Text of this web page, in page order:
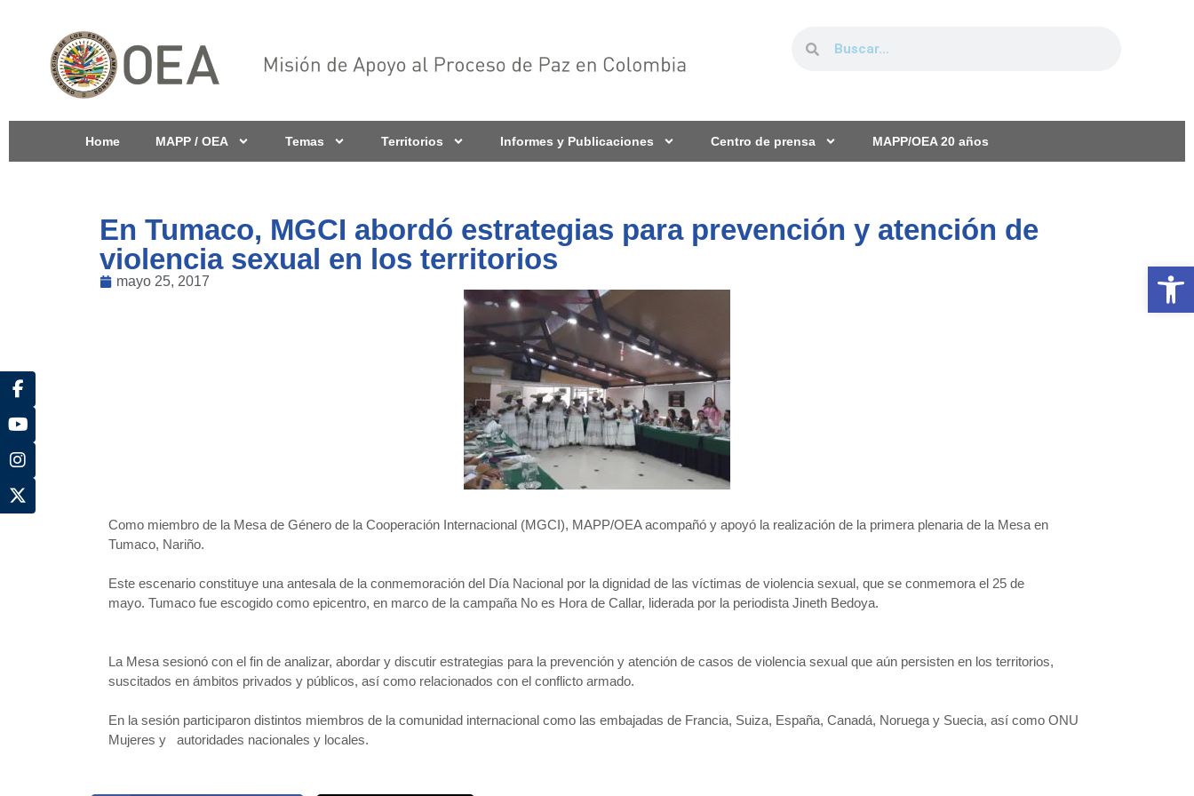
Home MAPP / OEA Temas Territorios Informes y Publicaciones Centro de prensa MAPP/OEA 20 años
En Tumaco, MGCI abordó estrategias para prevención y atención de
violencia sexual en los territorios
mayo 25, 2017
Como miembro de la Mesa de Género de la Cooperación Internacional (MGCI), MAPP/OEA acompañó y apoyó la realización de la primera plenaria de la Mesa en
Tumaco, Nariño.
Este escenario constituye una antesala de la conmemoración del Día Nacional por la dignidad de las víctimas de violencia sexual, que se conmemora el 25 de
mayo. Tumaco fue escogido como epicentro, en marco de la campaña No es Hora de Callar, liderada por la periodista Jineth Bedoya.
La Mesa sesionó con el fin de analizar, abordar y discutir estrategias para la prevención y atención de casos de violencia sexual que aún persisten en los territorios,
suscitados en ámbitos privados y públicos, así como relacionados con el conflicto armado.
En la sesión participaron distintos miembros de la comunidad internacional como las embajadas de Francia, Suiza, España, Canadá, Noruega y Suecia, así como ONU
Mujeres y autoridades nacionales y locales.